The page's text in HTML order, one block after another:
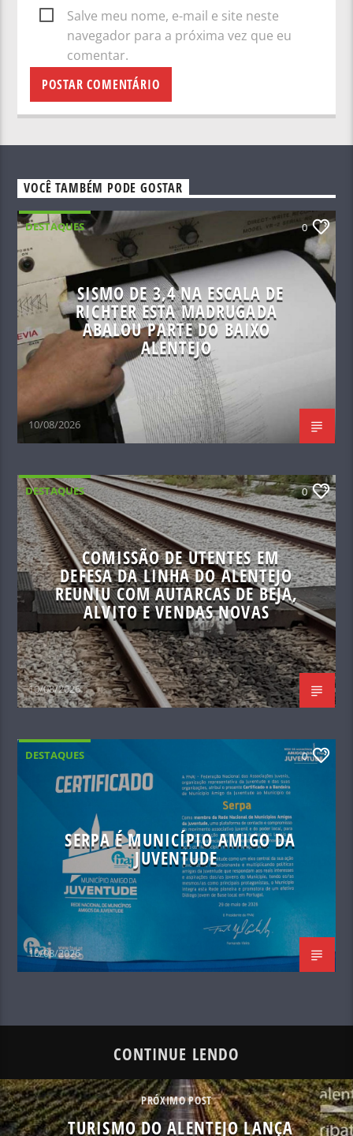
Salve meu nome, e-mail e site neste
navegador para a próxima vez que eu
comentar.
VOCÊ TAMBÉM PODE GOSTAR
DESTAQUES 0
SISMO DE 3,4 NA ESCALA DE
RICHTER ESTA MADRUGADA
ABALOU PARTE DO BAIXO
ALENTEJO
10/08/2026
DESTAQUES 0
COMISSÃO DE UTENTES EM
DEFESA DA LINHA DO ALENTEJO
REUNIU COM AUTARCAS DE BEJA,
ALVITO E VENDAS NOVAS
10/08/2026
DESTAQUES 0
SERPA É MUNICÍPIO AMIGO DA
JUVENTUDE
10/08/2026
CONTINUE LENDO
PRÓXIMO POST
TURISMO DO ALENTEJO LANÇA